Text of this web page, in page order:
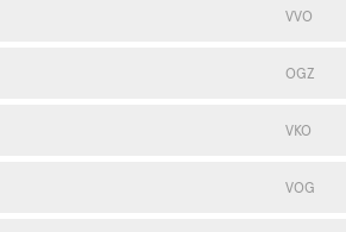
VVO
OGZ
VKO
VOG